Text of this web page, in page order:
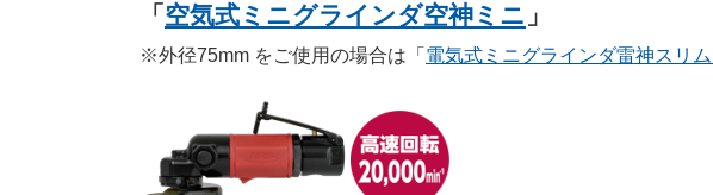
「 空気式ミニグラインダ空神ミニ 」
※外径75mm をご使用の場合は「 電気式ミニグラインダ雷神スリムII